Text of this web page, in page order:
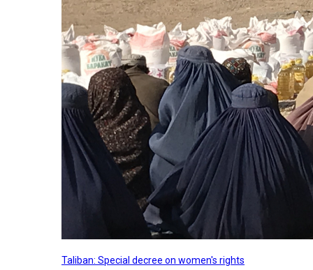
Taliban: Special decree on women's rights